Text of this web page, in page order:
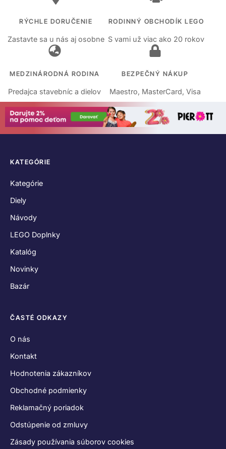
RÝCHLE DORUČENIE
Zastavte sa u nás aj osobne
RODINNÝ OBCHODÍK LEGO
S vami už viac ako 20 rokov
MEDZINÁRODNÁ RODINA
Predajca stavebníc a dielov
BEZPEČNÝ NÁKUP
Maestro, MasterCard, Visa
KATEGÓRIE
Kategórie
Diely
Návody
LEGO Doplnky
Katalóg
Novinky
Bazár
ČASTÉ ODKAZY
O nás
Kontakt
Hodnotenia zákazníkov
Obchodné podmienky
Reklamačný poriadok
Odstúpenie od zmluvy
Zásady používania súborov cookies